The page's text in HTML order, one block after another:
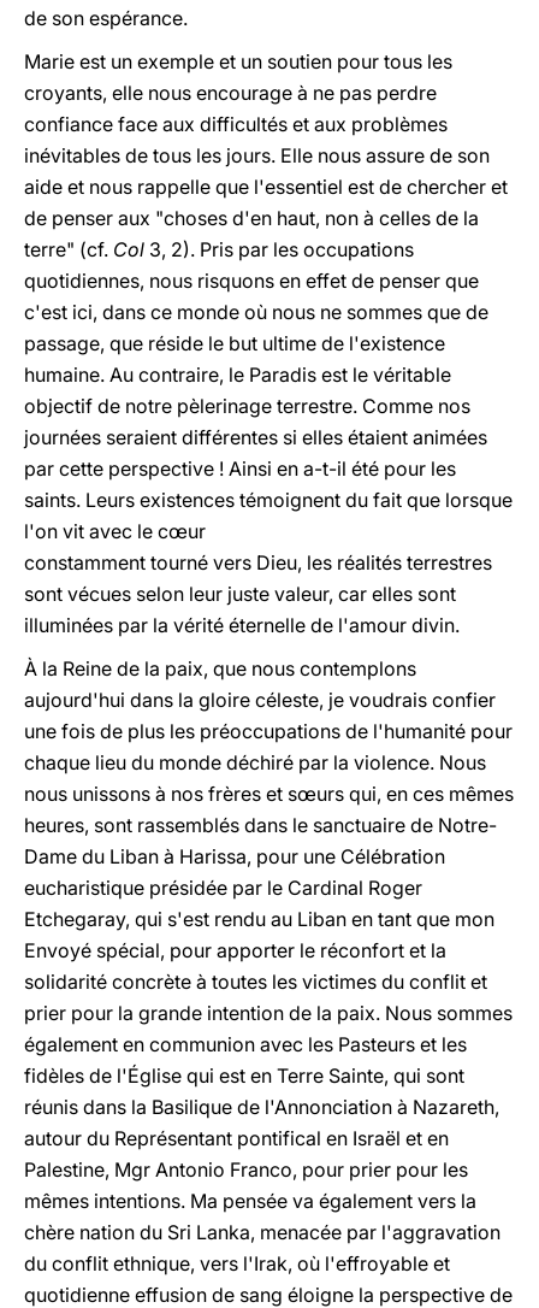
de son espérance.
Marie est un exemple et un soutien pour tous les
croyants, elle nous encourage à ne pas perdre
confiance face aux difficultés et aux problèmes
inévitables de tous les jours. Elle nous assure de son
aide et nous rappelle que l'essentiel est de chercher et
de penser aux "choses d'en haut, non à celles de la
terre" (cf. Col 3, 2). Pris par les occupations
quotidiennes, nous risquons en effet de penser que
c'est ici, dans ce monde où nous ne sommes que de
passage, que réside le but ultime de l'existence
humaine. Au contraire, le Paradis est le véritable
objectif de notre pèlerinage terrestre. Comme nos
journées seraient différentes si elles étaient animées
par cette perspective ! Ainsi en a-t-il été pour les
saints. Leurs existences témoignent du fait que lorsque
l'on vit avec le cœur
constamment tourné vers Dieu, les réalités terrestres
sont vécues selon leur juste valeur, car elles sont
illuminées par la vérité éternelle de l'amour divin.
À la Reine de la paix, que nous contemplons
aujourd'hui dans la gloire céleste, je voudrais confier
une fois de plus les préoccupations de l'humanité pour
chaque lieu du monde déchiré par la violence. Nous
nous unissons à nos frères et sœurs qui, en ces mêmes
heures, sont rassemblés dans le sanctuaire de Notre-
Dame du Liban à Harissa, pour une Célébration
eucharistique présidée par le Cardinal Roger
Etchegaray, qui s'est rendu au Liban en tant que mon
Envoyé spécial, pour apporter le réconfort et la
solidarité concrète à toutes les victimes du conflit et
prier pour la grande intention de la paix. Nous sommes
également en communion avec les Pasteurs et les
fidèles de l'Église qui est en Terre Sainte, qui sont
réunis dans la Basilique de l'Annonciation à Nazareth,
autour du Représentant pontifical en Israël et en
Palestine, Mgr Antonio Franco, pour prier pour les
mêmes intentions. Ma pensée va également vers la
chère nation du Sri Lanka, menacée par l'aggravation
du conflit ethnique, vers l'Irak, où l'effroyable et
quotidienne effusion de sang éloigne la perspective de